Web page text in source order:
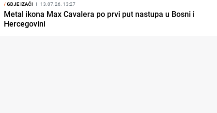
/GDJE IZAĆI I 13.07.26. 13:27
Metal ikona Max Cavalera po prvi put nastupa u Bosni i
Hercegovini